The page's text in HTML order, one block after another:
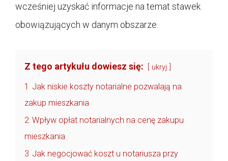
wcześniej uzyskać informacje na temat stawek
obowiązujących w danym obszarze.
Z tego artykułu dowiesz się: ukryj
1 Jak niskie koszty notarialne pozwalają na
zakup mieszkania
2 Wpływ opłat notarialnych na cenę zakupu
mieszkania
3 Jak negocjować koszt u notariusza przy